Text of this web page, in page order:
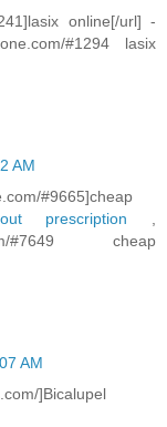
online[/url] -
#1294 lasix
AM
#9665]cheap
prescription
#7649 cheap
AM
]Bicalupel